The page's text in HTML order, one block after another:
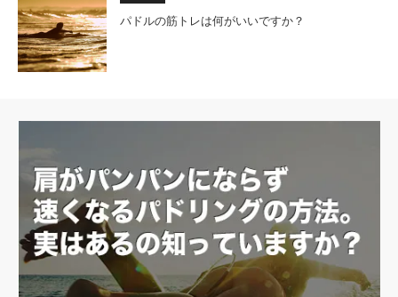
パドルの筋トレは何がいいですか？